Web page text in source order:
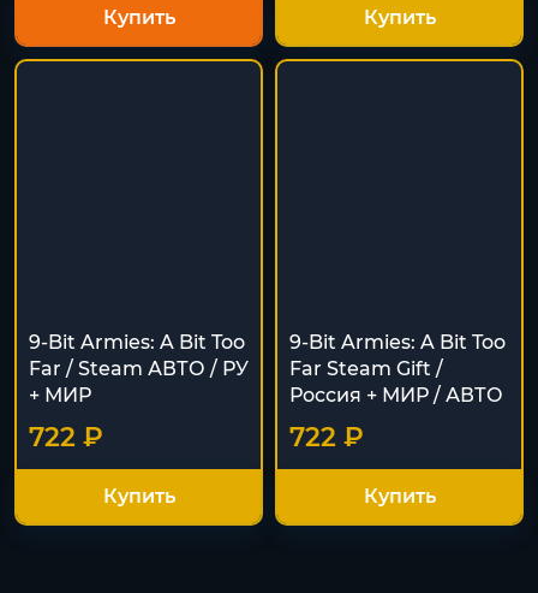
Купить Купить
9-Bit Armies: A Bit Too
Far / Steam АВТО / РУ
+ МИР
722 ₽
Купить
9-Bit Armies: A Bit Too
Far Steam Gift /
Россия + МИР / АВТО
722 ₽
Купить